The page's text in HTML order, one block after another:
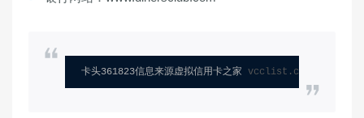
卡头361823信息来源虚拟信用卡之家 vcclist.com